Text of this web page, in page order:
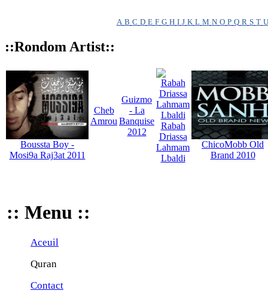
A B C D E F G H I J K L M N O P Q R S T U
::Rondom Artist::
Boussta Boy -
Mosi9a Raj3at 2011
Cheb
Amrou
Guizmo
- La
Banquise
2012
Rabah
Driassa
Lahmam
Lbaldi
ChicoMobb Old
Brand 2010
:: Menu ::
Aceuil
Quran
Contact